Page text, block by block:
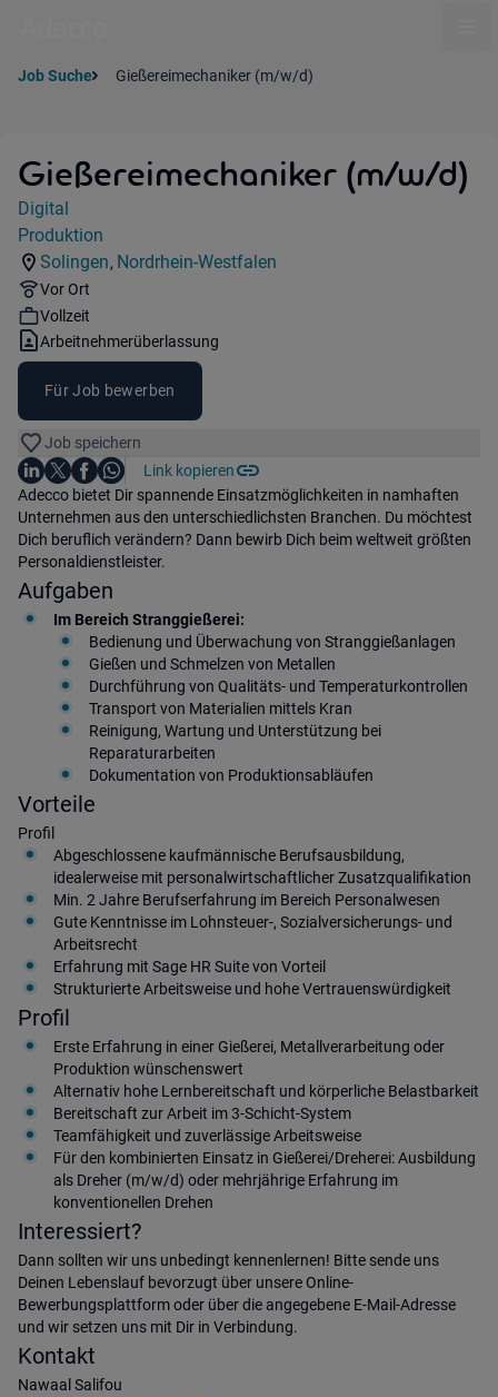
Job Suche Gießereimechaniker (m/w/d)
Gießereimechaniker (m/w/d)
Jobdetails
Kategorie:
Digital
Industry:
Produktion
Standorte:
Solingen,
Region:
Nordrhein-Westfalen
Remote Option:
Vor Ort
Workhours:
Vollzeit
Vertragsart:
Arbeitnehmerüberlassung
Für Job bewerben
Job speichern
Teile diesen Job
Auf LinkedIn teilen
Auf X teilen
Auf Facebook teilen
Auf WhatsApp teilen
Link kopieren
Einleitung
Adecco bietet Dir spannende Einsatzmöglichkeiten in namhaften
Unternehmen aus den unterschiedlichsten Branchen. Du möchtest
Dich beruflich verändern? Dann bewirb Dich beim weltweit größten
Personaldienstleister.
Aufgaben
Im Bereich Stranggießerei:
Bedienung und Überwachung von Stranggießanlagen
Gießen und Schmelzen von Metallen
Durchführung von Qualitäts- und Temperaturkontrollen
Transport von Materialien mittels Kran
Reinigung, Wartung und Unterstützung bei
Reparaturarbeiten
Dokumentation von Produktionsabläufen
Vorteile
Profil
Abgeschlossene kaufmännische Berufsausbildung,
idealerweise mit personalwirtschaftlicher Zusatzqualifikation
Min. 2 Jahre Berufserfahrung im Bereich Personalwesen
Gute Kenntnisse im Lohnsteuer-, Sozialversicherungs- und
Arbeitsrecht
Erfahrung mit Sage HR Suite von Vorteil
Strukturierte Arbeitsweise und hohe Vertrauenswürdigkeit
Profil
Erste Erfahrung in einer Gießerei, Metallverarbeitung oder
Produktion wünschenswert
Alternativ hohe Lernbereitschaft und körperliche Belastbarkeit
Bereitschaft zur Arbeit im 3-Schicht-System
Teamfähigkeit und zuverlässige Arbeitsweise
Für den kombinierten Einsatz in Gießerei/Dreherei: Ausbildung
als Dreher (m/w/d) oder mehrjährige Erfahrung im
konventionellen Drehen
Interessiert?
Dann sollten wir uns unbedingt kennenlernen! Bitte sende uns
Deinen Lebenslauf bevorzugt über unsere Online-
Bewerbungsplattform oder über die angegebene E-Mail-Adresse
und wir setzen uns mit Dir in Verbindung.
Kontakt
Nawaal Salifou